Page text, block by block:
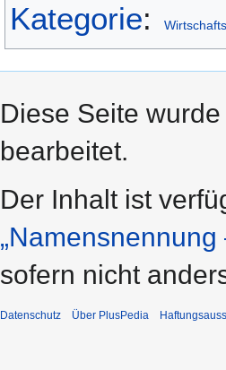
Kategorie:
Diese Seite
bearbeitet.
Der Inhalt ist
sofern nicht
Datenschutz Über PlusPedia